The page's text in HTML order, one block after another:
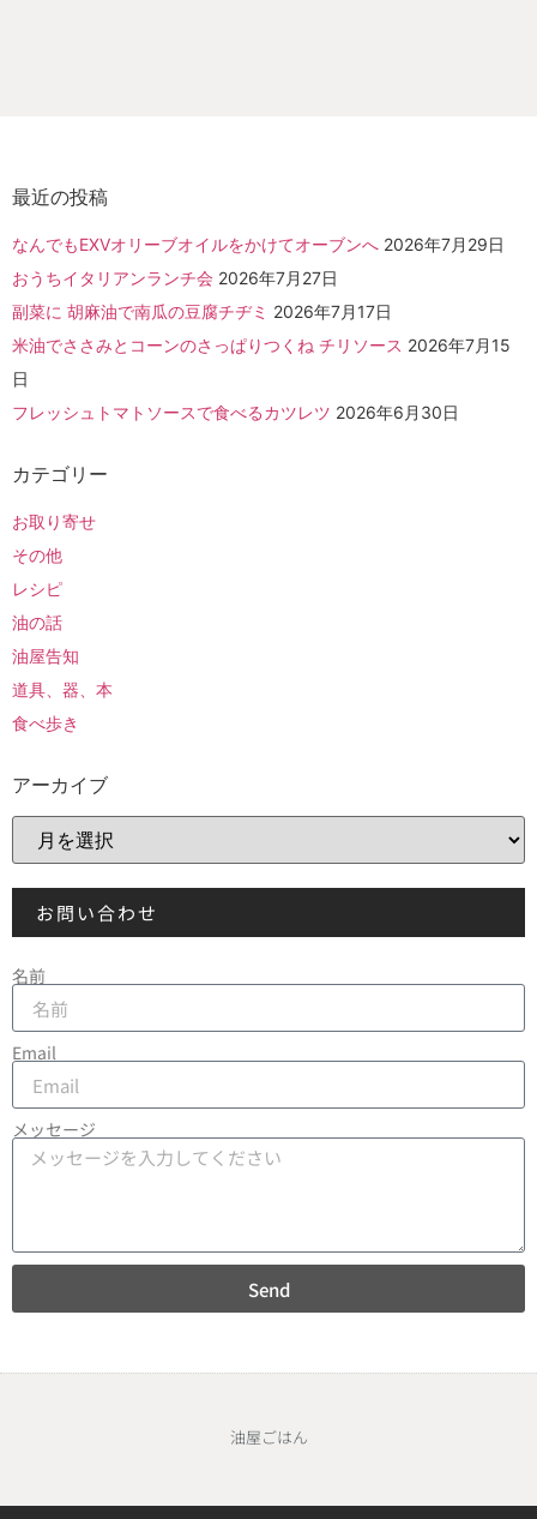
最近の投稿
なんでもEXVオリーブオイルをかけてオーブンへ 2026年7月29日
おうちイタリアンランチ会 2026年7月27日
副菜に 胡麻油で南瓜の豆腐チヂミ 2026年7月17日
米油でささみとコーンのさっぱりつくね チリソース 2026年7月15
日
フレッシュトマトソースで食べるカツレツ 2026年6月30日
カテゴリー
お取り寄せ
その他
レシピ
油の話
油屋告知
道具、器、本
食べ歩き
アーカイブ
お問い合わせ
名前
Email
メッセージ
Send
油屋ごはん